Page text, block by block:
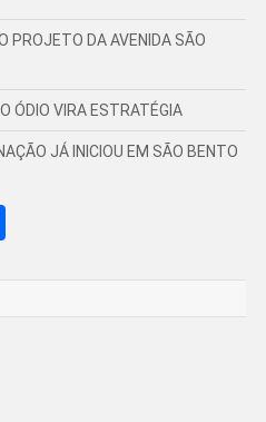
PROJETO DA AVENIDA SÃO
ÓDIO VIRA ESTRATÉGIA
JÁ INICIOU EM SÃO BENTO
Share